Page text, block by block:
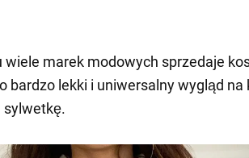
wiele marek modowych sprzedaje
bardzo lekki i uniwersalny wygląd na
sylwetkę.